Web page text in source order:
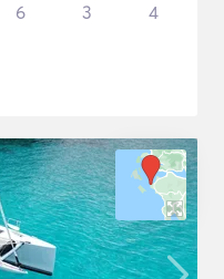
6 3 4